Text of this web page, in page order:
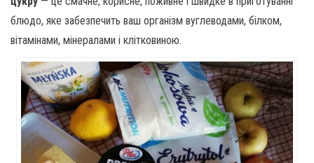
блюдо, яке забезпечить ваш організм вуглеводами, білком,
вітамінами, мінералами і клітковиною.